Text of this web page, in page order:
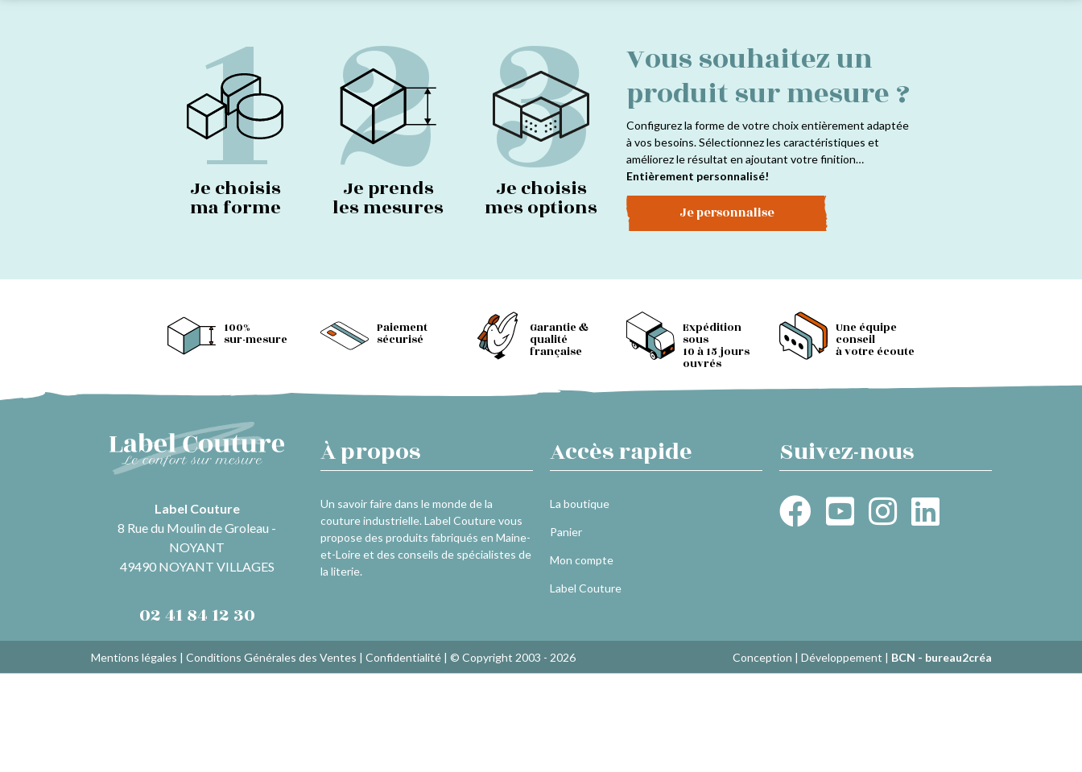
1
Je choisis
ma forme 2
Je prends
les mesures 3
Je choisis
mes options
Vous souhaitez un
produit sur mesure ?
Configurez la forme de votre choix entièrement adaptée
à vos besoins. Sélectionnez les caractéristiques et
améliorez le résultat en ajoutant votre finition…
Entièrement personnalisé!
Je personnalise
100%
sur-mesure
Paiement
sécurisé
Garantie &
qualité
française
Expédition
sous
10 à 15 jours
ouvrés
Une équipe
conseil
à votre écoute
Label Couture
8 Rue du Moulin de Groleau -
NOYANT
49490 NOYANT VILLAGES
02 41 84 12 30
À propos
Un savoir faire dans le monde de la
couture industrielle. Label Couture vous
propose des produits fabriqués en Maine-
et-Loire et des conseils de spécialistes de
la literie.
Accès rapide
La boutique
Panier
Mon compte
Label Couture
Suivez-nous
Mentions légales | Conditions Générales des Ventes | Confidentialité| © Copyright 2003 - 2026 Conception | Développement | BCN - bureau2créa